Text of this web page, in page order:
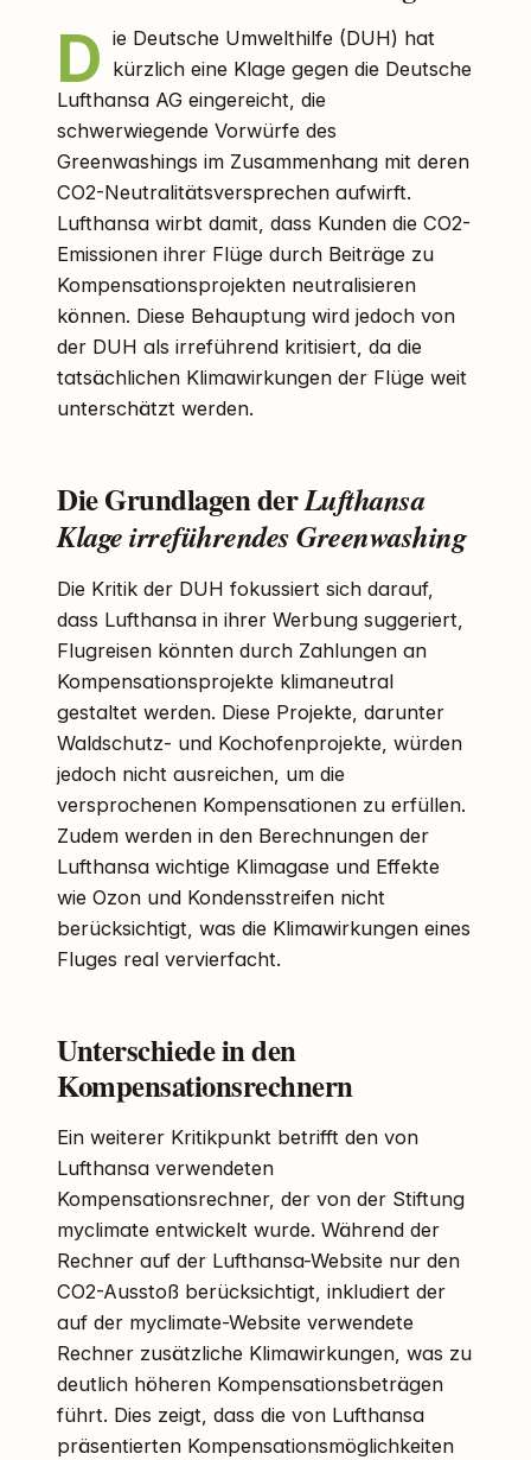
D ie Deutsche Umwelthilfe (DUH) hat
kürzlich eine Klage gegen die Deutsche
Lufthansa AG eingereicht, die
schwerwiegende Vorwürfe des
Greenwashings im Zusammenhang mit deren
CO2-Neutralitätsversprechen aufwirft.
Lufthansa wirbt damit, dass Kunden die CO2-
Emissionen ihrer Flüge durch Beiträge zu
Kompensationsprojekten neutralisieren
können. Diese Behauptung wird jedoch von
der DUH als irreführend kritisiert, da die
tatsächlichen Klimawirkungen der Flüge weit
unterschätzt werden.
Die Grundlagen derLufthansa
Klage irreführendes Greenwashing
Die Kritik der DUH fokussiert sich darauf,
dass Lufthansa in ihrer Werbung suggeriert,
Flugreisen könnten durch Zahlungen an
Kompensationsprojekte klimaneutral
gestaltet werden. Diese Projekte, darunter
Waldschutz- und Kochofenprojekte, würden
jedoch nicht ausreichen, um die
versprochenen Kompensationen zu erfüllen.
Zudem werden in den Berechnungen der
Lufthansa wichtige Klimagase und Effekte
wie Ozon und Kondensstreifen nicht
berücksichtigt, was die Klimawirkungen eines
Fluges real vervierfacht.
Unterschiede in den
Kompensationsrechnern
Ein weiterer Kritikpunkt betrifft den von
Lufthansa verwendeten
Kompensationsrechner, der von der Stiftung
myclimate entwickelt wurde. Während der
Rechner auf der Lufthansa-Website nur den
CO2-Ausstoß berücksichtigt, inkludiert der
auf der myclimate-Website verwendete
Rechner zusätzliche Klimawirkungen, was zu
deutlich höheren Kompensationsbeträgen
führt. Dies zeigt, dass die von Lufthansa
präsentierten Kompensationsmöglichkeiten